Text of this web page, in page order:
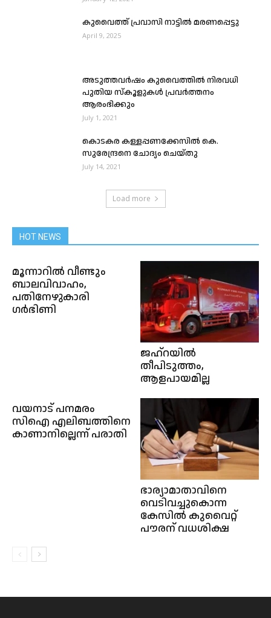
കുവൈത്ത് പ്രവാസി നാട്ടിൽ മരണപ്പെട്ടു
April 9, 2025
അടുത്തവർഷം കുവൈത്തിൽ നിരവധി
പുതിയ സ്കൂളുകൾ പ്രവർത്തനം
ആരംഭിക്കും
July 1, 2021
കൊടകര കള്ളപ്പണക്കേസില്‍ കെ.
സുരേന്ദ്രനെ ചോദ്യം ചെയ്തു
July 14, 2021
Load more
HOT NEWS
മൂന്നാറില്‍ വീണ്ടും
ബാലവിവാഹം,
പതിനേഴുകാരി
ഗർഭിണി
ജഹ്‌റയിൽ
തീപിടുത്തം,
ആളപായമില്ല
വയനാട് പനമരം
സിഐ എലിബത്തിനെ
കാണാനില്ലെന്ന് പരാതി
ഭാര്യാമാതാവിനെ
വെടിവച്ചുകൊന്ന
കേസിൽ കുവൈറ്റ്
പൗരന് വധശിക്ഷ